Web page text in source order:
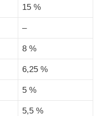
15 %
–
8 %
6,25 %
5 %
5,5 %